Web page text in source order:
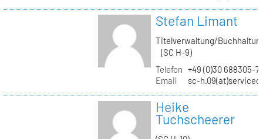
Stefan Limant
Titelverwaltung/
(SC H-9)
Telefon +49 (0)30 688305-
Email
sc-
Heike
Tuchscheerer